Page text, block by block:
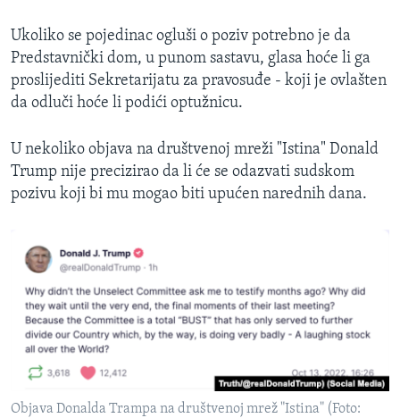
Ukoliko se pojedinac ogluši o poziv potrebno je da
Predstavnički dom, u punom sastavu, glasa hoće li ga
proslijediti Sekretarijatu za pravosuđe - koji je ovlašten
da odluči hoće li podići optužnicu.
U nekoliko objava na društvenoj mreži "Istina" Donald
Trump nije precizirao da li će se odazvati sudskom
pozivu koji bi mu mogao biti upućen narednih dana.
Objava Donalda Trampa na društvenoj mrež "Istina" (Foto: